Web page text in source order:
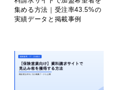
集める方法｜受注率43.5%の
実績データと掲載事例